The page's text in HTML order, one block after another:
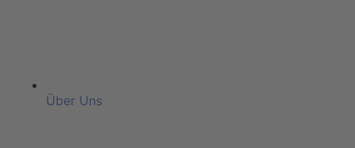
Über Uns